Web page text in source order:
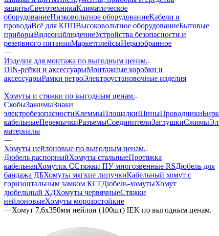
защитыСветотехникаКлиматическое
оборудованиеНизковольтное оборудованиеКабели и
проводаВсё для КППВысоковольтное оборудованиеБытовые
приборыВидеонаблюдениеУстройства безопасности и
резервного питанияМаркетплейсыНеразобранное
—
Изделия для монтажа по выгодным ценам.
DIN-рейки и аксессуарыМонтажные коробки и
аксессуарыРамки ретроЭлектроустановочные изделия
—
Хомуты и стяжки по выгодным ценам.
СкобыЗажимыЗнаки
электробезопасностиКлеммыПлощадкиШиныПроводники
кабельныеПеремычкиРазъемыСоединителиЗаглушкиСжимы
материалы
—
Хомуты нейлоновые по выгодным ценам.
Дюбель распорныйХомуты стальныеПротяжка
кабельнаяХомутик ССтяжки ПУ многозвенные RSДюбель для
бандажа ДБХомуты мягкие липучкиКабельный хомут с
горизонтальным замком КСГДюбель-хомутыХомут
дюбельный ХДХомуты червячныеСтяжки
нейлоновыеХомуты морозостойкие
—Хомут 7,6х350мм нейлон (100шт) IEK по выгодным ценам.